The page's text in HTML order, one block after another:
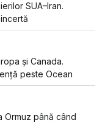
SUA–Iran.
și Canada.
peste Ocean
Ormuz până când